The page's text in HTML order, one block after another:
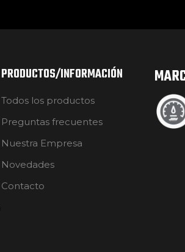
PRODUCTOS/INFORMACIÓN
Todos los productos
Preguntas frecuentes
Nuestra Empresa
Novedades
Contacto